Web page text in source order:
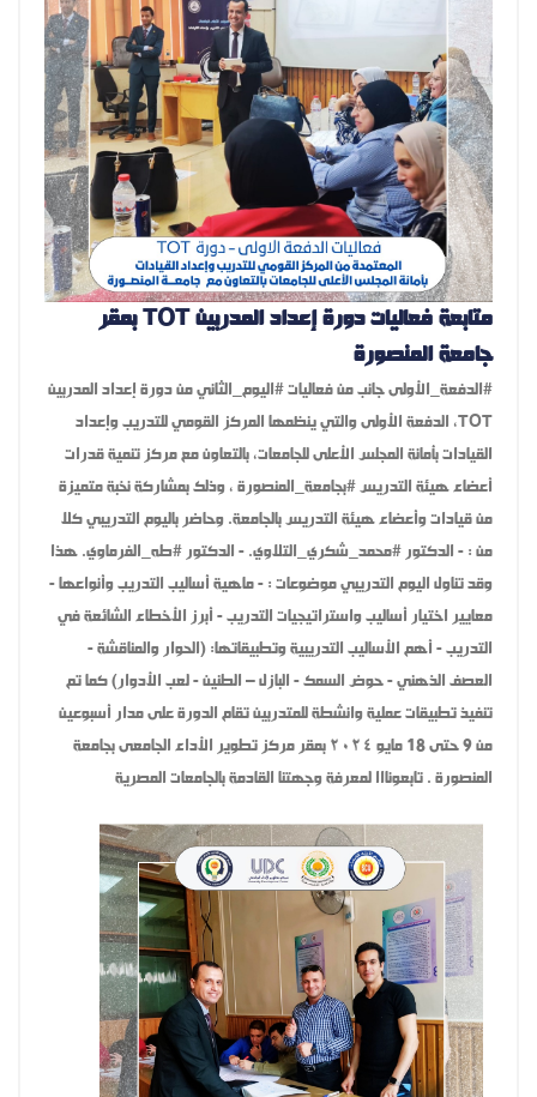
متابعة فعاليات دورة إعداد المدربين TOT بمقر
جامعة المنصورة
#الدفعة_الأولى جانب من فعاليات #اليوم_الثاني من دورة إعداد المدربين
TOT، الدفعة الأولى والتي ينظمها المركز القومي للتدريب وإعداد
القيادات بأمانة المجلس الأعلى للجامعات، بالتعاون مع مركز تنمية قدرات
أعضاء هيئة التدريس #بجامعة_المنصورة ، وذلك بمشاركة نخبة متميزة
من قيادات وأعضاء هيئة التدريس بالجامعة. وحاضر باليوم التدريبي كلا
من : - الدكتور #محمد_شكري_التلاوي. - الدكتور #طه_الفرماوي. هذا
وقد تناول اليوم التدريبي موضوعات : - ماهية أساليب التدريب وأنواعها -
معايير اختيار أساليب واستراتيجيات التدريب - أبرز الأخطاء الشائعة في
التدريب - أهم الأساليب التدريبية وتطبيقاتها: (الحوار والمناقشة -
العصف الذهني - حوض السمك - البازل – الطنين - لعب الأدوار) كما تم
تنفيذ تطبيقات عملية وانشطة للمتدربين تقام الدورة على مدار أسبوعين
من 9 حتى 18 مايو ٢٠٢٤ بمقر مركز تطوير الأداء الجامعى بجامعة
المنصورة . تابعونااا لمعرفة وجهتنا القادمة بالجامعات المصرية